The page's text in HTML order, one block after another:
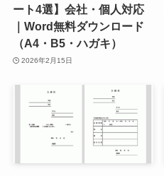
ート4選】会社・個人対応
｜Word無料ダウンロード
（A4・B5・ハガキ）
2026年2月15日